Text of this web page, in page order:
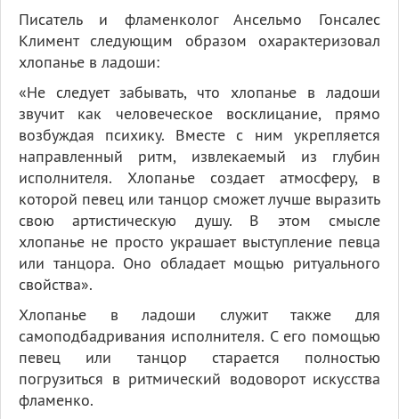
Писатель и фламенколог Ансельмо Гонсалес
Климент следующим образом охарактеризовал
хлопанье в ладоши:
«Не следует забывать, что хлопанье в ладоши
звучит как человеческое восклицание, прямо
возбуждая психику. Вместе с ним укрепляется
направленный ритм, извлекаемый из глубин
исполнителя. Хлопанье создает атмосферу, в
которой певец или танцор сможет лучше выразить
свою артистическую душу. В этом смысле
хлопанье не просто украшает выступление певца
или танцора. Оно обладает мощью ритуального
свойства».
Хлопанье в ладоши служит также для
самоподбадривания исполнителя. С его помощью
певец или танцор старается полностью
погрузиться в ритмический водоворот искусства
фламенко.